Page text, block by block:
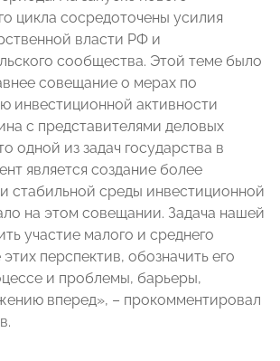
цикла сосредоточены усилия
власти РФ и
сообщества. Этой теме было
совещание о мерах по
инвестиционной активности
с представителями деловых
одной из задач государства в
является создание более
стабильной среды инвестиционной
на этом совещании. Задача нашей
участие малого и среднего
перспектив, обозначить его
и проблемы, барьеры,
вперед», – прокомментировал